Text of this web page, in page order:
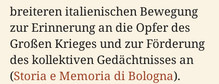
breiteren italienischen Bewegung
zur Erinnerung an die Opfer des
Großen Krieges und zur Förderung
des kollektiven Gedächtnisses an
(Storia e Memoria di Bologna).